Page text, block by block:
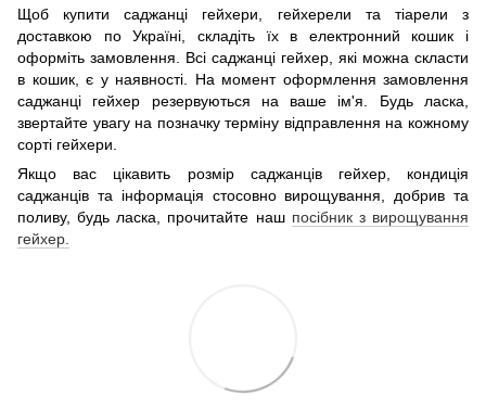
Щоб купити саджанці гейхери, гейхерели та тіарели з
доставкою по Україні, складіть їх в електронний кошик і
оформіть замовлення. Всі саджанці гейхер, які можна скласти
в кошик, є у наявності. На момент оформлення замовлення
саджанці гейхер резервуються на ваше ім'я. Будь ласка,
звертайте увагу на позначку терміну відправлення на кожному
сорті гейхери.
Якщо вас цікавить розмір саджанців гейхер, кондиція
саджанців та інформація стосовно вирощування, добрив та
поливу, будь ласка, прочитайте наш посібник з вирощування
гейхер.